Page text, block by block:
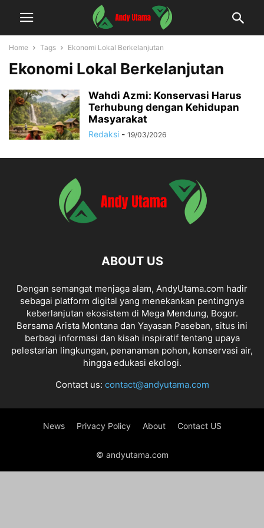
Home Tags Ekonomi Lokal Berkelanjutan
Ekonomi Lokal Berkelanjutan
Wahdi Azmi: Konservasi Harus
Terhubung dengan Kehidupan
Masyarakat
Redaksi - 19/03/2026
ABOUT US
Dengan semangat menjaga alam, AndyUtama.com hadir
sebagai platform digital yang menekankan pentingnya
keberlanjutan ekosistem di Mega Mendung, Bogor.
Bersama Arista Montana dan Yayasan Paseban, situs ini
berbagi informasi dan kisah inspiratif tentang upaya
pelestarian lingkungan, penanaman pohon, konservasi air,
hingga edukasi ekologi.
Contact us: contact@andyutama.com
News Privacy Policy About Contact US
© andyutama.com